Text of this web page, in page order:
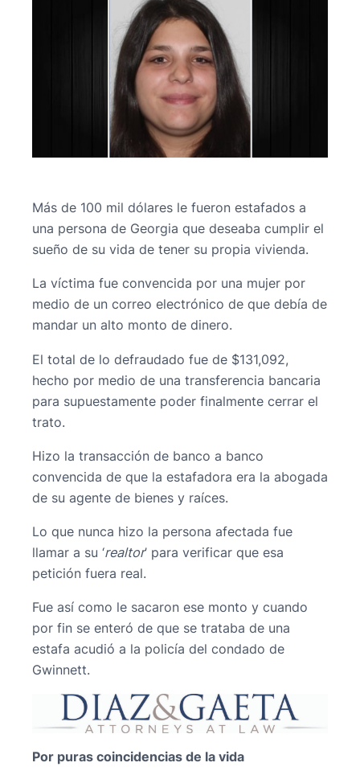
Más de 100 mil dólares le fueron estafados a
una persona de Georgia que deseaba cumplir el
sueño de su vida de tener su propia vivienda.
La víctima fue convencida por una mujer por
medio de un correo electrónico de que debía de
mandar un alto monto de dinero.
El total de lo defraudado fue de $131,092,
hecho por medio de una transferencia bancaria
para supuestamente poder finalmente cerrar el
trato.
Hizo la transacción de banco a banco
convencida de que la estafadora era la abogada
de su agente de bienes y raíces.
Lo que nunca hizo la persona afectada fue
llamar a su ‘realtor’ para verificar que esa
petición fuera real.
Fue así como le sacaron ese monto y cuando
por fin se enteró de que se trataba de una
estafa acudió a la policía del condado de
Gwinnett.
Por puras coincidencias de la vida